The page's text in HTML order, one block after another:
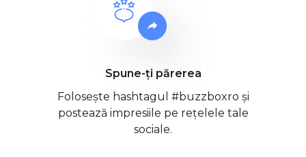
Spune-ți părerea
Folosește hashtagul #buzzboxro și
postează impresiile pe rețelele tale
sociale.